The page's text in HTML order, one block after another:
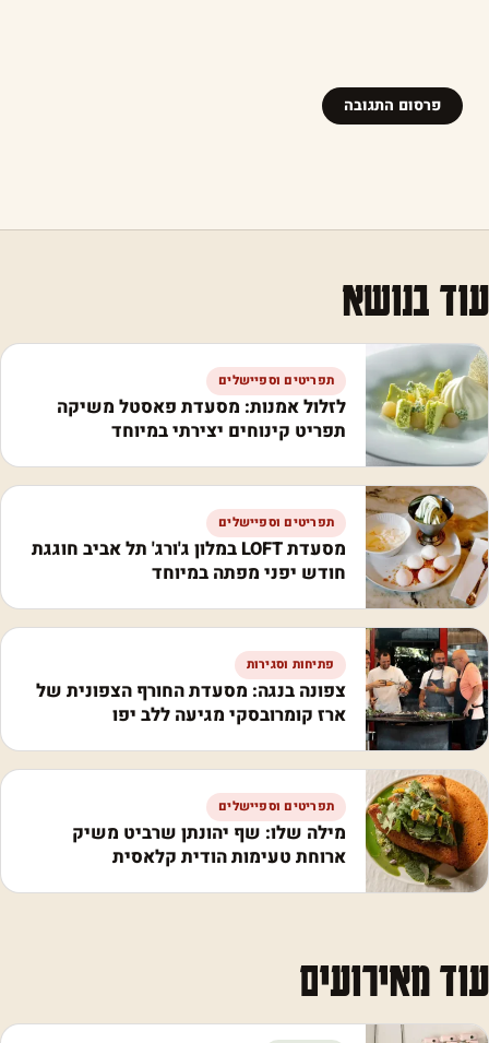
עוד בנושא
תפריטים וספיישלים
לזלול אמנות: מסעדת פאסטל משיקה
תפריט קינוחים יצירתי במיוחד
תפריטים וספיישלים
מסעדת LOFT במלון ג'ורג' תל אביב חוגגת
חודש יפני מפתה במיוחד
פתיחות וסגירות
צפונה בנגה: מסעדת החורף הצפונית של
ארז קומרובסקי מגיעה ללב יפו
תפריטים וספיישלים
מילה שלו: שף יהונתן שרביט משיק
ארוחת טעימות הודית קלאסית
עוד מאירועים